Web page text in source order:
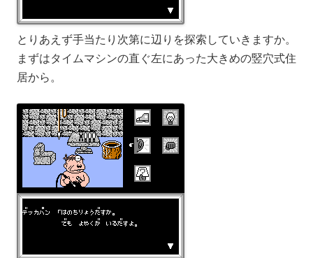
とりあえず手当たり次第に辺りを探索していきますか。
まずはタイムマシンの直ぐ左にあった大きめの竪穴式住
居から。